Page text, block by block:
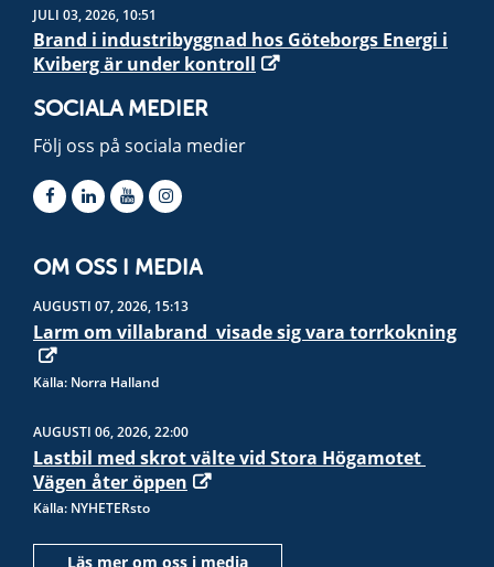
JULI 03, 2026, 10:51
Brand i industribyggnad hos Göteborgs Energi i
Kviberg är under kontroll
SOCIALA MEDIER
Följ oss på sociala medier
OM OSS I MEDIA
AUGUSTI 07, 2026, 15:13
Larm om villabrand  visade sig vara torrkokning
Källa: Norra Halland
AUGUSTI 06, 2026, 22:00
Lastbil med skrot välte vid Stora Högamotet 
Vägen åter öppen
Källa: NYHETERsto
Läs mer om oss i media